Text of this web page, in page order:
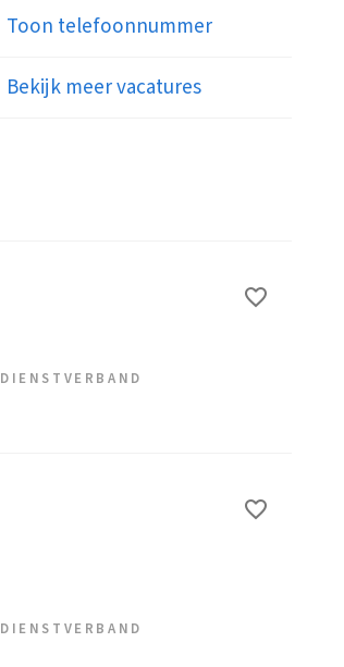
Toon telefoonnummer
Bekijk meer vacatures
DIENSTVERBAND
DIENSTVERBAND